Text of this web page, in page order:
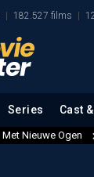
182.527 films
Series Cast
Met Nieuwe Ogen